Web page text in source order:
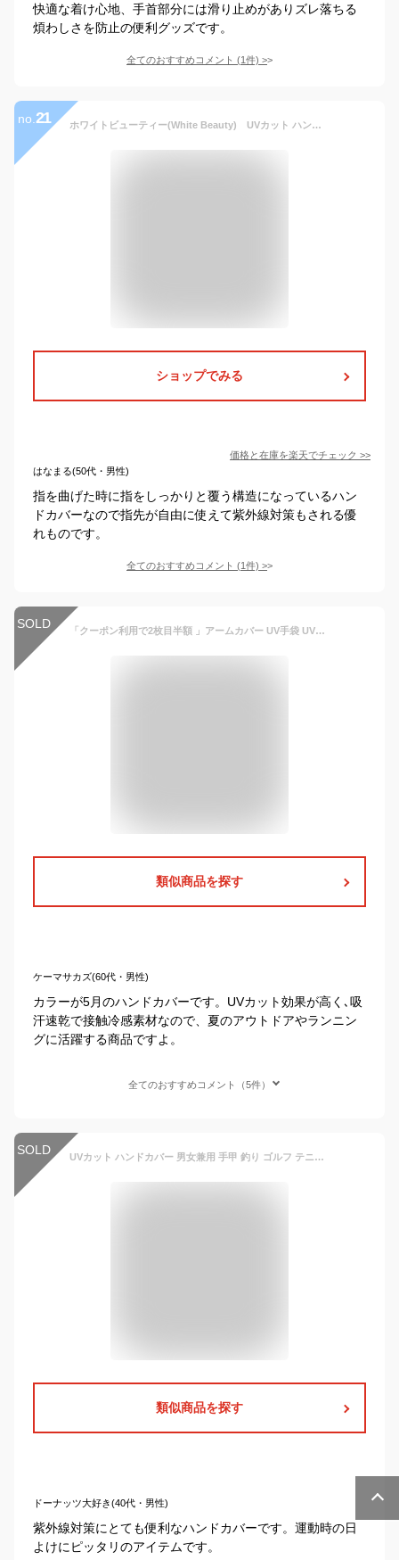
快適な着け心地、手首部分には滑り止めがありズレ落ちる
煩わしさを防止の便利グッズです。
全てのおすすめコメント (1件) >
no. 21 ホワイトビューティー(White Beauty) UVカット ハンドカバー
ショップでみる
価格と在庫を楽天でチェック >>
はなまる(50代・男性)
指を曲げた時に指をしっかりと覆う構造になっているハン
ドカバーなので指先が自由に使えて紫外線対策もされる優
れものです。
全てのおすすめコメント (1件) >
SOLD 「クーポン利用で2枚目半額 」アームカバー UV手袋 UVカットハンドカバー アームガード レディース メンズ 手 腕 日焼け止め 紫外線対策 UPF50+ 水陸両用 接触冷感 運転 自動車 ホワイト ブラック グレー ピンク ブルー 冷感 吸汗 男女兼用 母の日 プレゼント
類似商品を探す
ケーマサカズ(60代・男性)
カラーが5月のハンドカバーです。UVカット効果が高く､吸
汗速乾で接触冷感素材なので、夏のアウトドアやランニン
グに活躍する商品ですよ。
全てのおすすめコメント（5件）
SOLD UVカット ハンドカバー 男女兼用 手甲 釣り ゴルフ テニス 日焼け防止 メンズM
類似商品を探す
ドーナッツ大好き(40代・男性)
紫外線対策にとても便利なハンドカバーです。運動時の日
よけにピッタリのアイテムです。